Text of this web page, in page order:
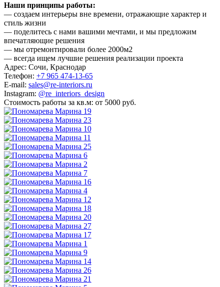
Наши принципы работы:
— создаем интерьеры вне времени, отражающие характер и
стиль жизни
— поделитесь с нами вашими мечтами, и мы предложим
впечатляющие решения
— мы отремонтировали более 2000м2
— всегда ищем лучшие решения реализации проекта
Адрес: Сочи, Краснодар
Телефон: +7 965 474-13-65
E-mail: sales@re-interiors.ru
Instagram: @re_interiors_design
Стоимость работы за кв.м: от 5000 руб.